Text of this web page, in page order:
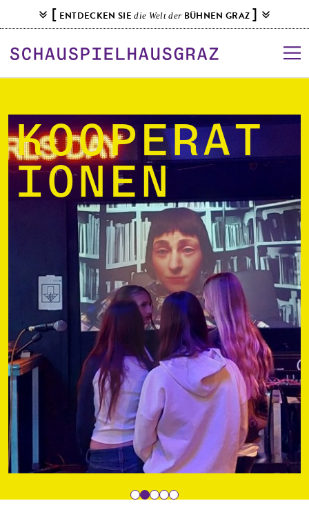
k
p
t
c
o
n
t
e
n
t
[ ENTDECKEN SIEdie Welt der BÜHNEN GRAZ ]
Kooperat
ionen